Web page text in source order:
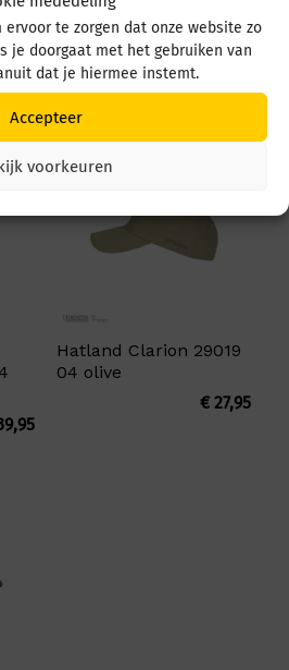
te zorgen dat onze website zo
je doorgaat met het gebruiken van
dat je hiermee instemt.
Accepteer
voorkeuren
wat voor u:
Hatland Clarion 29019
04 olive
€27,95